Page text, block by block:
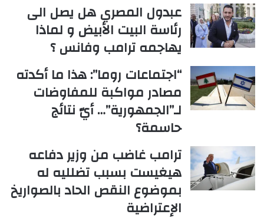
عبدول المصري هل يصل الى
رئاسة البيت الأبيض و لماذا
يهاجمه ترامب وفانس ؟
“اجتماعات روما”: هذا ما أكدته
مصادر مواكبة للمفاوضات
لـ”الجمهورية”… أيّ نتائج
حاسمة؟
ترامب غاضب من وزير دفاعه
هيغيست بسبب تضلليه له
بموضوع النقص الحاد بالصواريخ
الإعتراضية